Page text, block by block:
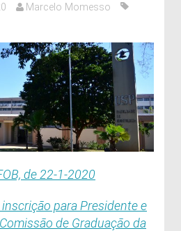
Marcelo Momesso
de 22-1-2020
para Presidente e
de Graduação da